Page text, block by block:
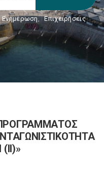
Ενημέρωση, Επιχειρήσεις